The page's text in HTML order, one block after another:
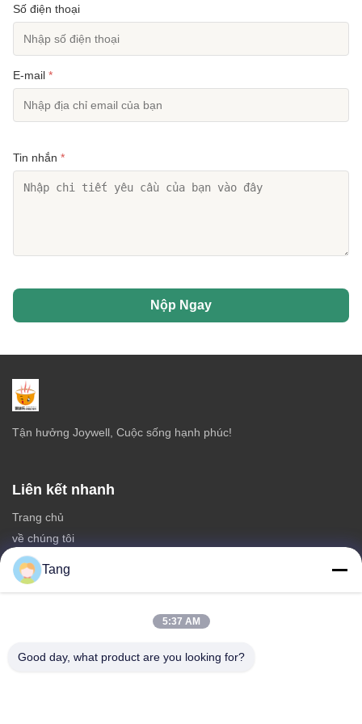
Số điện thoại
E-mail *
Tin nhắn *
Nộp Ngay
Tận hưởng Joywell, Cuộc sống hạnh phúc!
Liên kết nhanh
Trang chủ
về chúng tôi
các sản phẩm
Liên hệ với chúng tôi
Bữa ăn nhẹ đậu rộng
Tang
5:37 AM
Good day, what product are you looking for?